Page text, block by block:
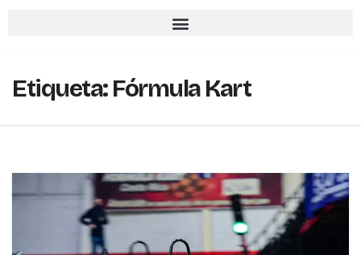
Etiqueta:Fórmula Kart